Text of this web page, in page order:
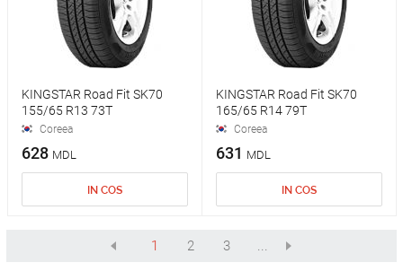
KINGSTAR Road Fit SK70
155/65 R13 73T
Coreea
628 MDL
IN COS
KINGSTAR Road Fit SK70
165/65 R14 79T
Coreea
631 MDL
IN COS
1 2 3 ...